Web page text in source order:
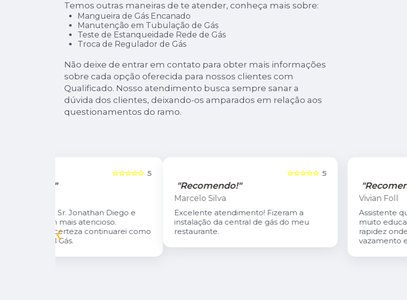
Temos outras maneiras de te atender, conheça mais sobre:
Mangueira de Gás Encanado
Manutenção em Tubulação de Gás
Teste de Estanqueidade Rede de Gás
Troca de Regulador de Gás
Não deixe de entrar em contato para obter mais informações
sobre cada opção oferecida para nossos clientes com
Qualificado. Nosso atendimento busca sempre sanar a
dúvida dos clientes, deixando-os amparados em relação aos
questionamentos do ramo.
Excelente atendimento! Fizeram a
instalação da central de gás do meu
restaurante.
Assistente que veio até a residência
muito educado e prestativo, achou com
rapidez onde estava ocorrendo o
vazamento e já corrigiu o problema.
‹